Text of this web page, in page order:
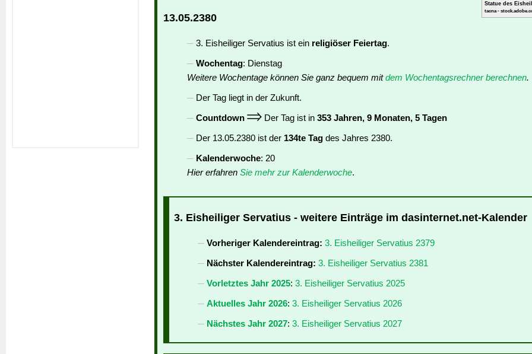
Statue des
tacna -
13.05.2380
3. Eisheiliger Servatius ist ein religiöser Feiertag.
Wochentag: Dienstag
Weitere Wochentage können Sie ganz bequem mitdem Wochentagsrechner berechnen.
Der Tag liegt in der Zukunft.
Countdown
Der Tag ist in 353 Jahren, 9 Monaten, 5 Tagen
Der 13.05.2380 ist der 134te Tag des Jahres 2380.
Kalenderwoche: 20
Hier erfahren Sie mehr zur Kalenderwoche.
3. Eisheiliger Servatius - weitere Einträge im dasinternet.net-Kalender
Vorheriger Kalendereintrag: 3. Eisheiliger Servatius 2379
Nächster Kalendereintrag: 3. Eisheiliger Servatius 2381
Vorletztes Jahr 2025: 3. Eisheiliger Servatius 2025
Aktuelles Jahr 2026: 3. Eisheiliger Servatius 2026
Nächstes Jahr 2027: 3. Eisheiliger Servatius 2027